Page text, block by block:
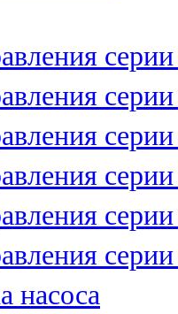
насоса